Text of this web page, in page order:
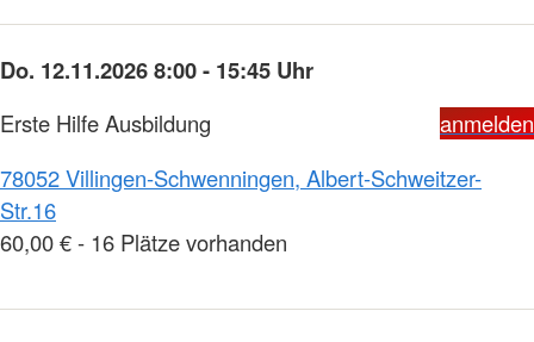
Do. 12.11.2026 8:00 - 15:45 Uhr
Erste Hilfe Ausbildung
anmelden
78052 Villingen-Schwenningen, Albert-Schweitzer-
Str.16
60,00 € - 16 Plätze vorhanden